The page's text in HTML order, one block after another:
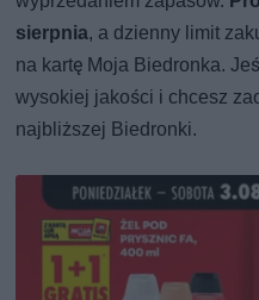
sierpnia, a dzienny limit
na kartę Moja Biedronka.
wysokiej jakości i chcesz
najbliższej Biedronki.